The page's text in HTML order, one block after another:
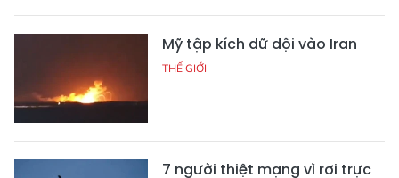
Mỹ tập kích dữ dội vào Iran
THẾ GIỚI
7 người thiệt mạng vì rơi trực